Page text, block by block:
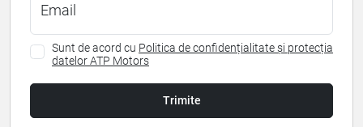
Email
Sunt de acord cu Politica de confidențialitate și protecția
datelor ATP Motors
Trimite